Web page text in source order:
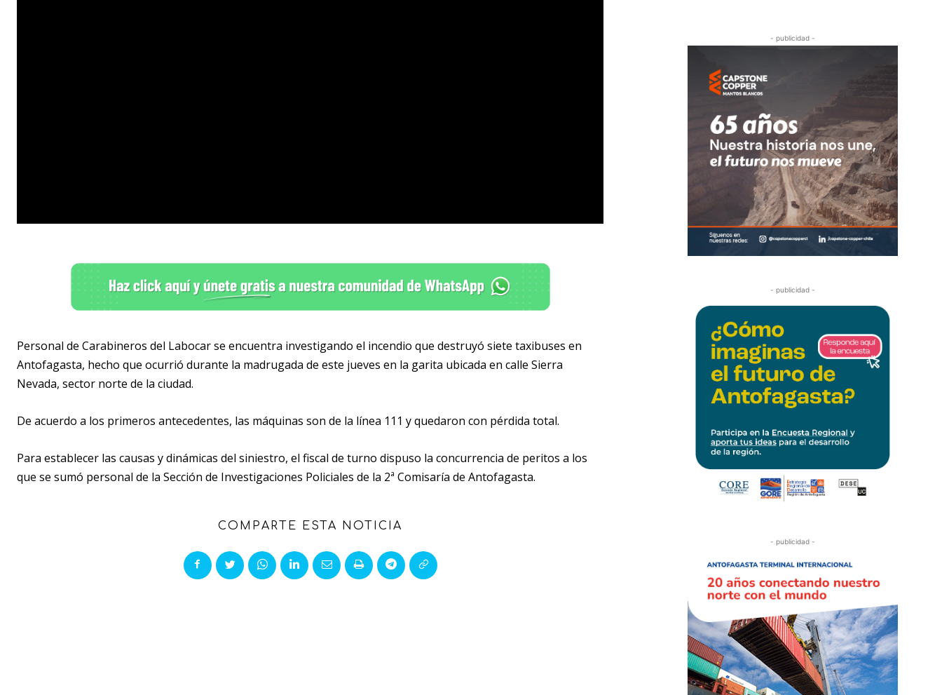
Personal de Carabineros del Labocar se encuentra investigando el incendio que destruyó siete taxibuses en
Antofagasta, hecho que ocurrió durante la madrugada de este jueves en la garita ubicada en calle Sierra
Nevada, sector norte de la ciudad.
De acuerdo a los primeros antecedentes, las máquinas son de la línea 111 y quedaron con pérdida total.
Para establecer las causas y dinámicas del siniestro, el fiscal de turno dispuso la concurrencia de peritos a los
que se sumó personal de la Sección de Investigaciones Policiales de la 2ª Comisaría de Antofagasta.
COMPARTE ESTA NOTICIA
- publicidad -
- publicidad -
- publicidad -